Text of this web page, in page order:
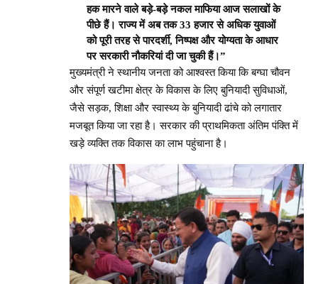
हक मारने वाले बड़े-बड़े नकल माफिया आज सलाखों के
पीछे हैं। राज्य में अब तक 33 हजार से अधिक युवाओं
को पूरी तरह से पारदर्शी, निष्पक्ष और योग्यता के आधार
पर सरकारी नौकरियां दी जा चुकी हैं।”
मुख्यमंत्री ने स्थानीय जनता को आश्वस्त किया कि बग्घा चौवन
और संपूर्ण खटीमा क्षेत्र के विकास के लिए बुनियादी सुविधाओं,
जैसे सड़क, शिक्षा और स्वास्थ्य के बुनियादी ढांचे को लगातार
मजबूत किया जा रहा है। सरकार की प्राथमिकता अंतिम पंक्ति में
खड़े व्यक्ति तक विकास का लाभ पहुंचाना है।